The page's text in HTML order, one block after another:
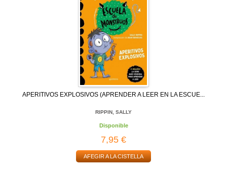
APERITIVOS EXPLOSIVOS (APRENDER A LEER EN LA ESCUE...
RIPPIN, SALLY
Disponible
7,95 €
AFEGIR A LA CISTELLA